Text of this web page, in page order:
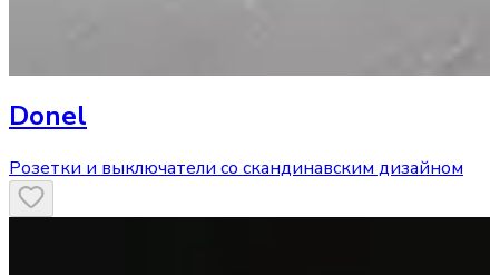
Donel
Розетки и выключатели со скандинавским дизайном